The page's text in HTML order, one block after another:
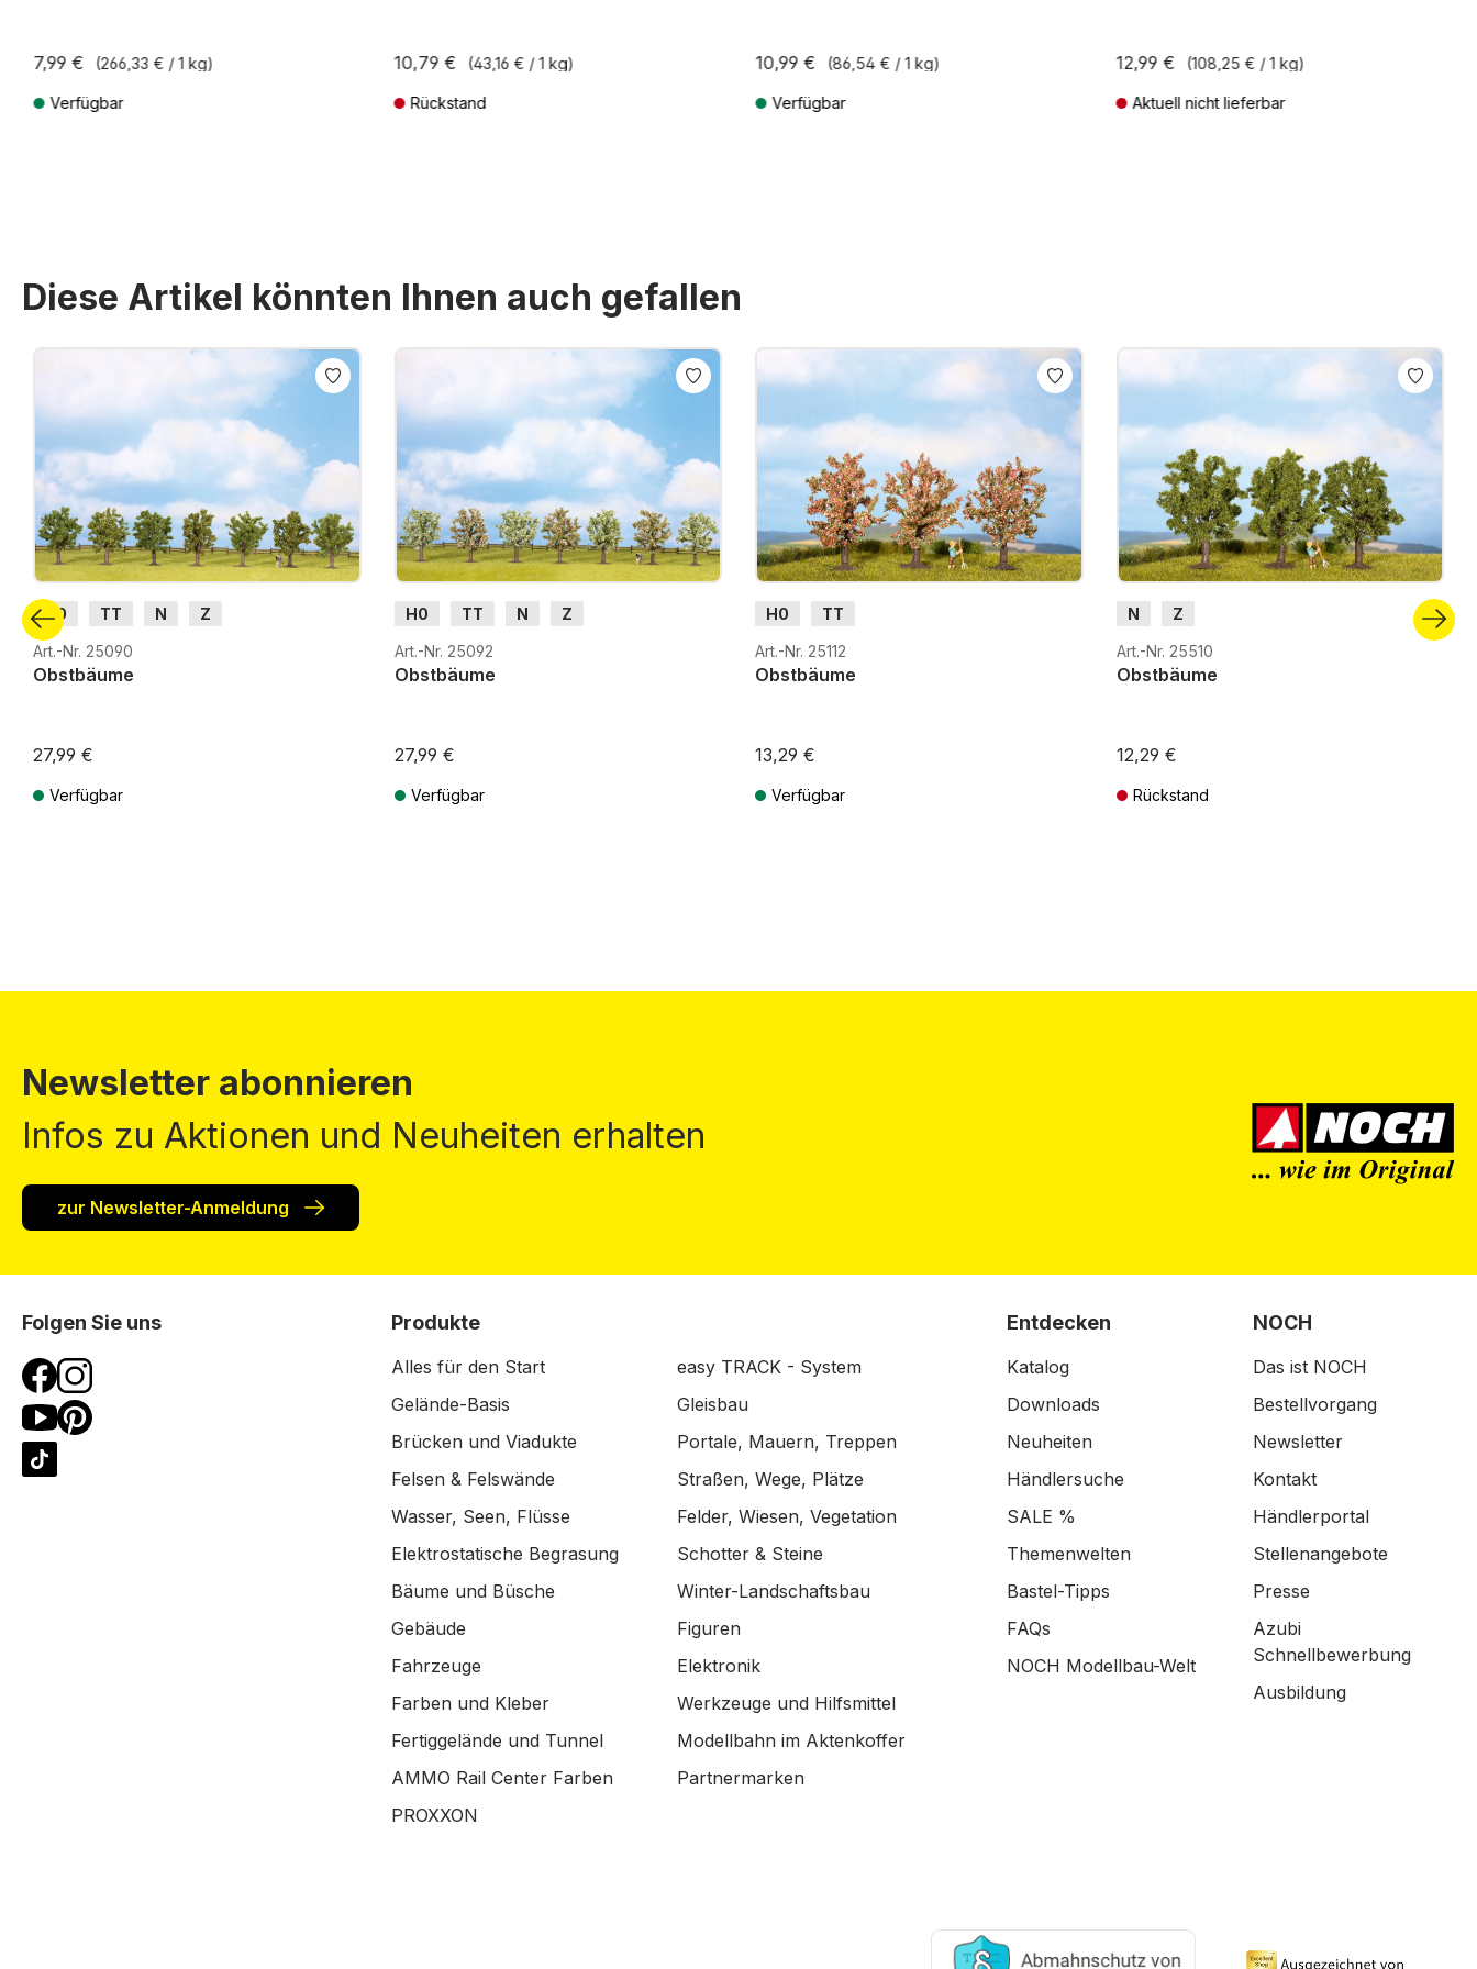
7,99 € (266,33 € / 1 kg)
Verfügbar
10,79 € (43,16 € / 1 kg)
Rückstand
10,99 € (86,54 € / 1 kg)
Verfügbar
12,99 € (108,25 € / 1 kg)
Aktuell nicht lieferbar
Diese Artikel könnten Ihnen auch gefallen
Produktgalerie überspringen
H0 TT N
Z
Art.-Nr. 25090
Obstbäume
27,99 €
Verfügbar
H0 TT N
Z
Art.-Nr. 25092
Obstbäume
27,99 €
Verfügbar
H0
TT
Art.-Nr. 25112
Obstbäume
13,29 €
Verfügbar
N
Z
Art.-Nr. 25510
Obstbäume
12,29 €
Rückstand
Newsletter abonnieren
Infos zu Aktionen und Neuheiten erhalten
zur Newsletter-Anmeldung
Folgen Sie uns Produkte
Alles für den Start
easy TRACK - System
Gelände-Basis
Gleisbau
Brücken und Viadukte
Portale, Mauern, Treppen
Felsen & Felswände
Straßen, Wege, Plätze
Wasser, Seen, Flüsse
Felder, Wiesen, Vegetation
Elektrostatische Begrasung
Schotter & Steine
Bäume und Büsche
Winter-Landschaftsbau
Gebäude
Figuren
Fahrzeuge
Elektronik
Farben und Kleber
Werkzeuge und Hilfsmittel
Fertiggelände und Tunnel
Modellbahn im Aktenkoffer
AMMO Rail Center Farben
Partnermarken
PROXXON
Entdecken
Katalog
Downloads
Neuheiten
Händlersuche
SALE %
Themenwelten
Bastel-Tipps
FAQs
NOCH Modellbau-Welt
NOCH
Das ist NOCH
Bestellvorgang
Newsletter
Kontakt
Händlerportal
Stellenangebote
Presse
Azubi
Schnellbewerbung
Ausbildung